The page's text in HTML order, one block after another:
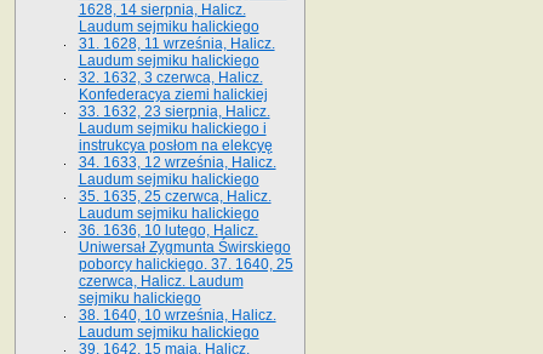
1628, 14 sierpnia, Halicz.
Laudum sejmiku halickiego
31. 1628, 11 września, Halicz.
Laudum sejmiku halickiego
32. 1632, 3 czerwca, Halicz.
Konfederacya ziemi halickiej
33. 1632, 23 sierpnia, Halicz.
Laudum sejmiku halickiego i
instrukcya posłom na elekcyę
34. 1633, 12 września, Halicz.
Laudum sejmiku halickiego
35. 1635, 25 czerwca, Halicz.
Laudum sejmiku halickiego
36. 1636, 10 lutego, Halicz.
Uniwersał Zygmunta Świrskiego
poborcy halickiego. 37. 1640, 25
czerwca, Halicz. Laudum
sejmiku halickiego
38. 1640, 10 września, Halicz.
Laudum sejmiku halickiego
39. 1642, 15 maja, Halicz.